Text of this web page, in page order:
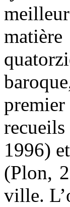
recueils
1996)
(Plon,
ville.